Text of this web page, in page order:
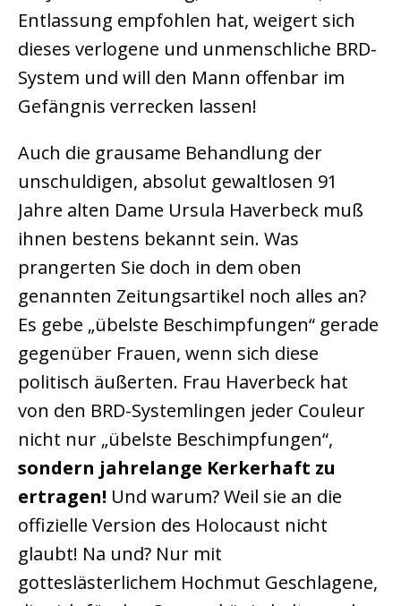
Entlassung empfohlen hat, weigert sich
dieses verlogene und unmenschliche BRD-
System und will den Mann offenbar im
Gefängnis verrecken lassen!
Auch die grausame Behandlung der
unschuldigen, absolut gewaltlosen 91
Jahre alten Dame Ursula Haverbeck muß
ihnen bestens bekannt sein. Was
prangerten Sie doch in dem oben
genannten Zeitungsartikel noch alles an?
Es gebe „übelste Beschimpfungen“ gerade
gegenüber Frauen, wenn sich diese
politisch äußerten. Frau Haverbeck hat
von den BRD-Systemlingen jeder Couleur
nicht nur „übelste Beschimpfungen“,
sondern jahrelange Kerkerhaft zu
ertragen! Und warum? Weil sie an die
offizielle Version des Holocaust nicht
glaubt! Na und? Nur mit
gotteslästerlichem Hochmut Geschlagene,